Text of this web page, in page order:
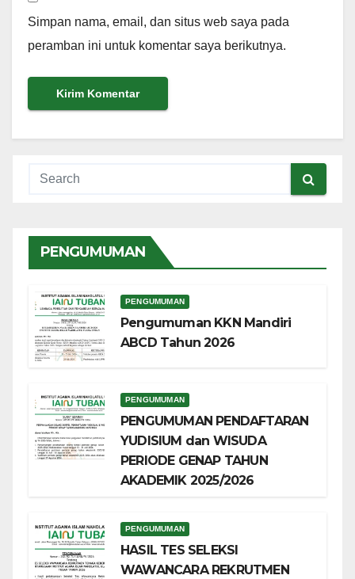
Simpan nama, email, dan situs web saya pada
peramban ini untuk komentar saya berikutnya.
PENGUMUMAN
PENGUMUMAN
Pengumuman KKN Mandiri
ABCD Tahun 2026
PENGUMUMAN
PENGUMUMAN PENDAFTARAN
YUDISIUM dan WISUDA
PERIODE GENAP TAHUN
AKADEMIK 2025/2026
PENGUMUMAN
HASIL TES SELEKSI
WAWANCARA REKRUTMEN